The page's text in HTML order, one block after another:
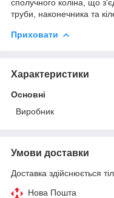
сполучного коліна, що
труби, наконечника та
Приховати
Характеристики
Основні
Виробник
Умови доставки
Доставка здійснюється
Нова Пошта